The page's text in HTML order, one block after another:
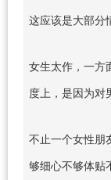
这应该是大部分
女生太作，一方
度上，是因为对
不止一个女性朋
够细心不够体贴